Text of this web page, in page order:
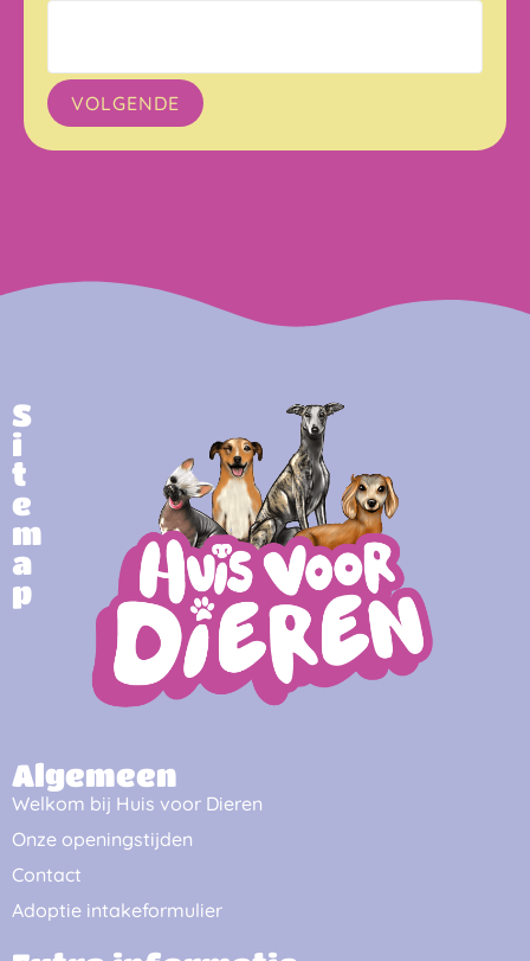
VOLGENDE
S
i
t
e
m
a
p
Algemeen
Welkom bij Huis voor Dieren
Onze openingstijden
Contact
Adoptie intakeformulier